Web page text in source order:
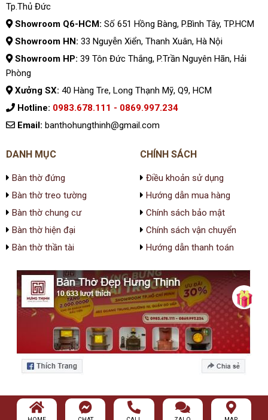
Tp.Thủ Đức
Showroom Q6-HCM: Số 651 Hồng Bàng, P.Bình Tây, TP.HCM
Showroom HN: 33 Nguyễn Xiển, Thanh Xuân, Hà Nội
Showroom HP: 39 Tôn Đức Thắng, P.Trần Nguyên Hãn, Hải
Phòng
Xưởng SX: 40 Hàng Tre, Long Thạnh Mỹ, Q9, HCM
Hotline: 0983.678.111 - 0869.997.234
Email: banthohungthinh@gmail.com
DANH MỤC
Bàn thờ đứng
Bàn thờ treo tường
Bàn thờ chung cư
Bàn thờ hiện đại
Bàn thờ thần tài
CHÍNH SÁCH
Điều khoản sử dụng
Hướng dẫn mua hàng
Chính sách bảo mật
Chính sách vận chuyển
Hướng dẫn thanh toán